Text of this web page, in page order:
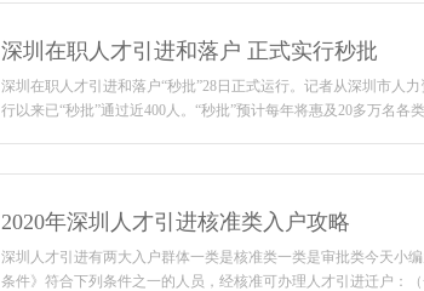
深圳在职人才引进和落户 正式实行秒批
深圳在职人才引进和落户“秒批”28日正式运行。记者从深圳市人
行以来已“秒批”通过近400人。“秒批”预计每年将惠及20多万名各
2020年深圳人才引进核准类入户攻略
深圳人才引进有两大入户群体一类是核准类一类是审批类今天小
条件》符合下列条件之一的人员，经核准可办理人才引进迁户：